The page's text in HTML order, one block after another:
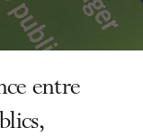
entre